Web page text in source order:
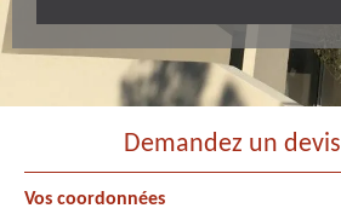
Demandez un
Vos coordonnées